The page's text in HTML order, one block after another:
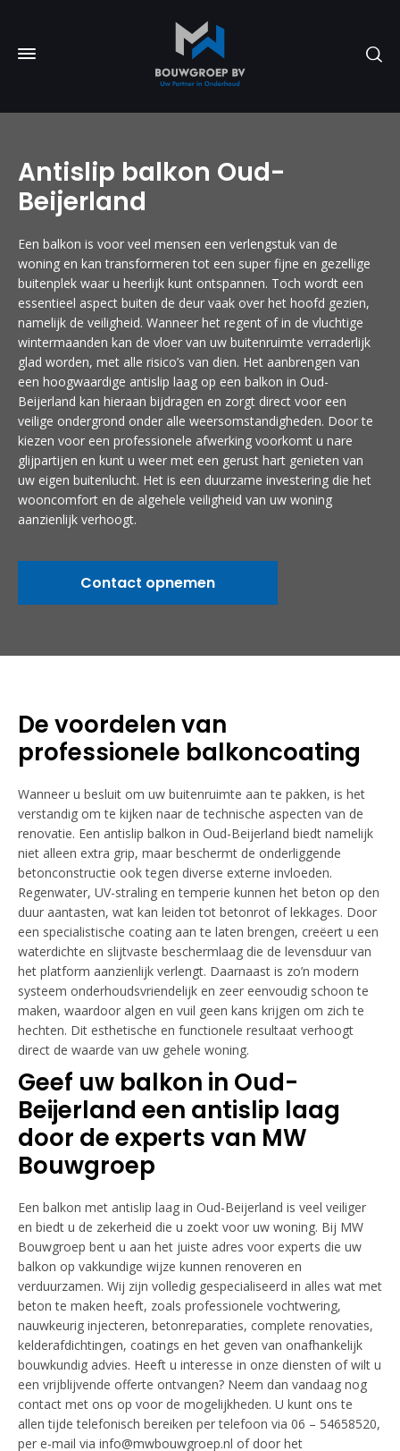
Antislip balkon Oud-
Beijerland
Een balkon is voor veel mensen een verlengstuk van de
woning en kan transformeren tot een super fijne en gezellige
buitenplek waar u heerlijk kunt ontspannen. Toch wordt een
essentieel aspect buiten de deur vaak over het hoofd gezien,
namelijk de veiligheid. Wanneer het regent of in de vluchtige
wintermaanden kan de vloer van uw buitenruimte verraderlijk
glad worden, met alle risico’s van dien. Het aanbrengen van
een hoogwaardige antislip laag op een balkon in Oud-
Beijerland kan hieraan bijdragen en zorgt direct voor een
veilige ondergrond onder alle weersomstandigheden. Door te
kiezen voor een professionele afwerking voorkomt u nare
glijpartijen en kunt u weer met een gerust hart genieten van
uw eigen buitenlucht. Het is een duurzame investering die het
wooncomfort en de algehele veiligheid van uw woning
aanzienlijk verhoogt.
Contact opnemen
De voordelen van
professionele balkoncoating
Wanneer u besluit om uw buitenruimte aan te pakken, is het
verstandig om te kijken naar de technische aspecten van de
renovatie. Een antislip balkon in Oud-Beijerland biedt namelijk
niet alleen extra grip, maar beschermt de onderliggende
betonconstructie ook tegen diverse externe invloeden.
Regenwater, UV-straling en temperie kunnen het beton op den
duur aantasten, wat kan leiden tot betonrot of lekkages. Door
een specialistische coating aan te laten brengen, creëert u een
waterdichte en slijtvaste beschermlaag die de levensduur van
het platform aanzienlijk verlengt. Daarnaast is zo’n modern
systeem onderhoudsvriendelijk en zeer eenvoudig schoon te
maken, waardoor algen en vuil geen kans krijgen om zich te
hechten. Dit esthetische en functionele resultaat verhoogt
direct de waarde van uw gehele woning.
Geef uw balkon in Oud-
Beijerland een antislip laag
door de experts van MW
Bouwgroep
Een balkon met antislip laag in Oud-Beijerland is veel veiliger
en biedt u de zekerheid die u zoekt voor uw woning. Bij MW
Bouwgroep bent u aan het juiste adres voor experts die uw
balkon op vakkundige wijze kunnen renoveren en
verduurzamen. Wij zijn volledig gespecialiseerd in alles wat met
beton te maken heeft, zoals professionele vochtwering,
nauwkeurig injecteren, betonreparaties, complete renovaties,
kelderafdichtingen, coatings en het geven van onafhankelijk
bouwkundig advies. Heeft u interesse in onze diensten of wilt u
een vrijblijvende offerte ontvangen? Neem dan vandaag nog
contact met ons op voor de mogelijkheden. U kunt ons te
allen tijde telefonisch bereiken per telefoon via 06 – 54658520,
per e-mail via info@mwbouwgroep.nl of door het